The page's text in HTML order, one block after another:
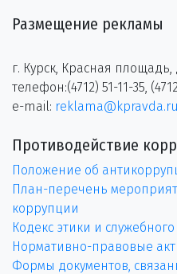
Размещение рекламы
г. Курск, Красная
телефон:(4712) 51-11-35,
e-mail: reklama@kpravda.ru
Противодействие
Положение об
План-перечень
коррупции
Кодекс этики и
Нормативно-правовые
Формы документов,